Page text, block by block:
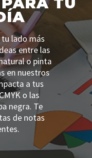
tu lado más
entre las
o pinta
en nuestros
a tus
o las
negra. Te
de notas